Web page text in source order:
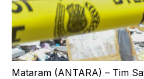
Mataram (ANTARA) – Tim